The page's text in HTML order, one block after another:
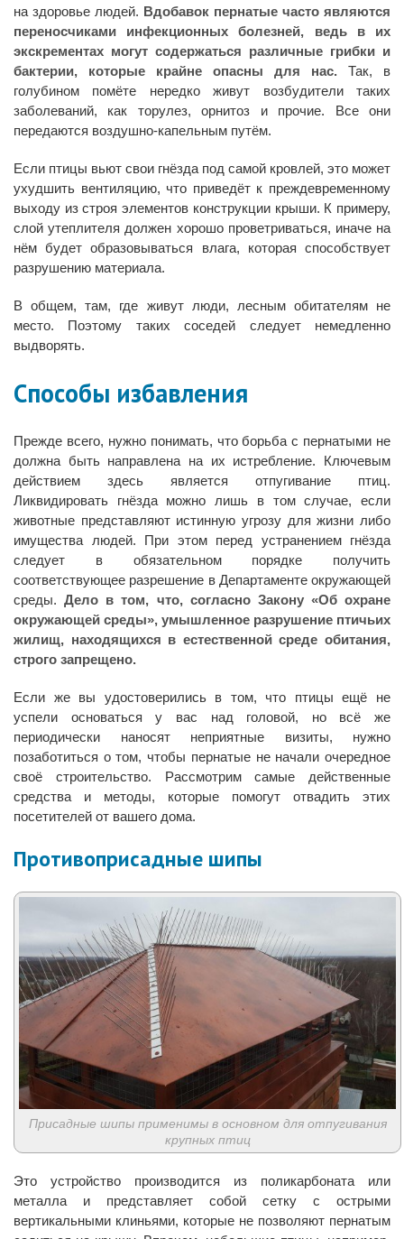
на здоровье людей. Вдобавок пернатые часто являются
переносчиками инфекционных болезней, ведь в их
экскрементах могут содержаться различные грибки и
бактерии, которые крайне опасны для нас. Так, в
голубином помёте нередко живут возбудители таких
заболеваний, как торулез, орнитоз и прочие. Все они
передаются воздушно-капельным путём.
Если птицы вьют свои гнёзда под самой кровлей, это может
ухудшить вентиляцию, что приведёт к преждевременному
выходу из строя элементов конструкции крыши. К примеру,
слой утеплителя должен хорошо проветриваться, иначе на
нём будет образовываться влага, которая способствует
разрушению материала.
В общем, там, где живут люди, лесным обитателям не
место. Поэтому таких соседей следует немедленно
выдворять.
Способы избавления
Прежде всего, нужно понимать, что борьба с пернатыми не
должна быть направлена на их истребление. Ключевым
действием здесь является отпугивание птиц.
Ликвидировать гнёзда можно лишь в том случае, если
животные представляют истинную угрозу для жизни либо
имущества людей. При этом перед устранением гнёзда
следует в обязательном порядке получить
соответствующее разрешение в Департаменте окружающей
среды.Дело в том, что, согласно Закону «Об охране
окружающей среды», умышленное разрушение птичьих
жилищ, находящихся в естественной среде обитания,
строго запрещено.
Если же вы удостоверились в том, что птицы ещё не
успели основаться у вас над головой, но всё же
периодически наносят неприятные визиты, нужно
позаботиться о том, чтобы пернатые не начали очередное
своё строительство. Рассмотрим самые действенные
средства и методы, которые помогут отвадить этих
посетителей от вашего дома.
Противоприсадные шипы
Присадные шипы применимы в основном для отпугивания
крупных птиц
Это устройство производится из поликарбоната или
металла и представляет собой сетку с острыми
вертикальными клиньями, которые не позволяют пернатым